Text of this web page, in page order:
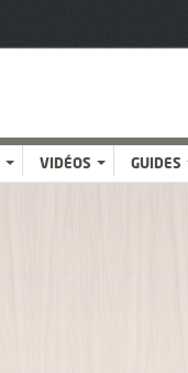
VIDÉOS GUIDES